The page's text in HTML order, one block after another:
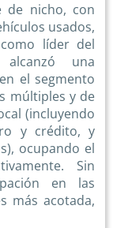
de nicho, con
usados,
líder del
una
el segmento
múltiples y de
(incluyendo
y crédito, y
ocupando el
Sin
en las
más acotada,